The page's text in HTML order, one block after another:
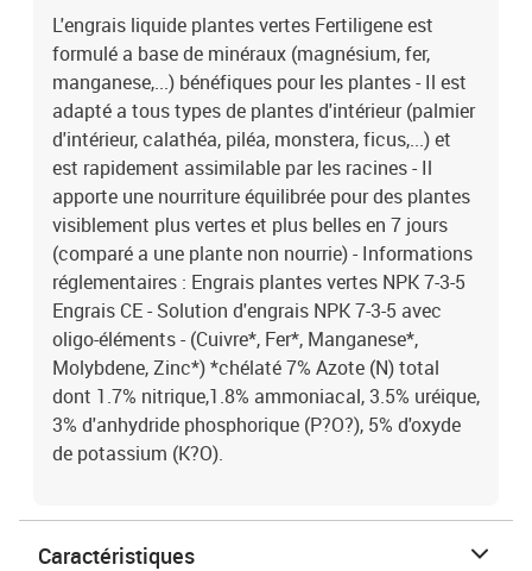
L'engrais liquide plantes vertes Fertiligene est
formulé a base de minéraux (magnésium, fer,
manganese,...) bénéfiques pour les plantes - Il est
adapté a tous types de plantes d'intérieur (palmier
d'intérieur, calathéa, piléa, monstera, ficus,...) et
est rapidement assimilable par les racines - Il
apporte une nourriture équilibrée pour des plantes
visiblement plus vertes et plus belles en 7 jours
(comparé a une plante non nourrie) - Informations
réglementaires : Engrais plantes vertes NPK 7-3-5
Engrais CE - Solution d'engrais NPK 7-3-5 avec
oligo-éléments - (Cuivre*, Fer*, Manganese*,
Molybdene, Zinc*) *chélaté 7% Azote (N) total
dont 1.7% nitrique,1.8% ammoniacal, 3.5% uréique,
3% d'anhydride phosphorique (P?O?), 5% d'oxyde
de potassium (K?O).
Caractéristiques